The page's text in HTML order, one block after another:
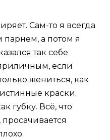
Сам-то я всегда
парнем, а потом я
так себе
если
жениться, как
краски.
губку. Всё, что